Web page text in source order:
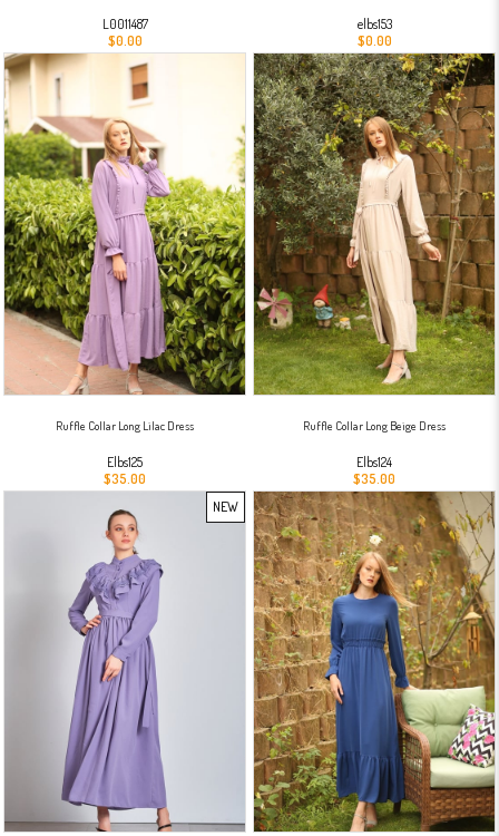
L0011487
$0.00
elbs153
$0.00
Ruffle Collar Long Lilac Dress
Elbs125
$35.00
Ruffle Collar Long Beige Dress
Elbs124
$35.00
NEW